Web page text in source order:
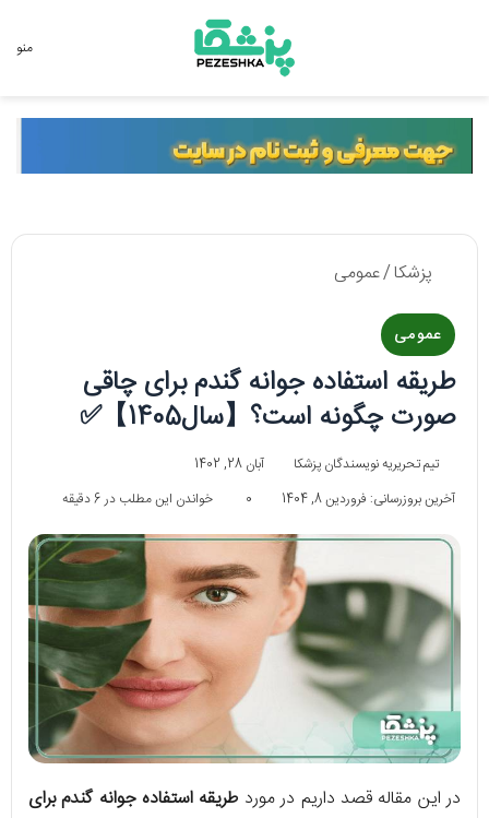
منو
پزشکا/عمومی
عمومی
طریقه استفاده جوانه گندم برای چاقی
صورت چگونه است؟【سال1405】✅
تیم تحریریه نویسندگان پزشکا
آبان 28, 1402
آخرین بروزرسانی: فروردین 8, 1404
0 خواندن این مطلب در 6 دقیقه
در این مقاله قصد داریم در مورد طریقه استفاده جوانه گندم برای